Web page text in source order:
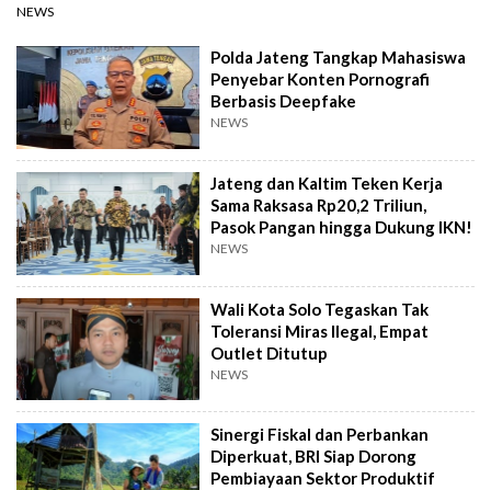
NEWS
Polda Jateng Tangkap Mahasiswa
Penyebar Konten Pornografi
Berbasis Deepfake
NEWS
Jateng dan Kaltim Teken Kerja
Sama Raksasa Rp20,2 Triliun,
Pasok Pangan hingga Dukung IKN!
NEWS
Wali Kota Solo Tegaskan Tak
Toleransi Miras Ilegal, Empat
Outlet Ditutup
NEWS
Sinergi Fiskal dan Perbankan
Diperkuat, BRI Siap Dorong
Pembiayaan Sektor Produktif